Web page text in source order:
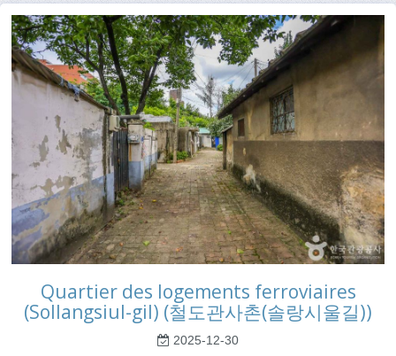
Quartier des logements ferroviaires
(Sollangsiul-gil) (철도관사촌(솔랑시울길))
2025-12-30